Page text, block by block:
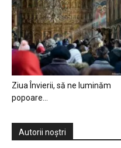
Ziua Învierii, să ne luminăm
popoare…
Autorii noștri